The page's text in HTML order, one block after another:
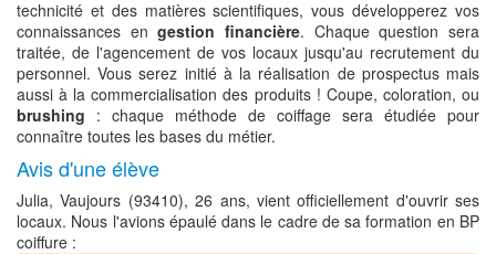
technicité et des matières scientifiques, vous développerez vos
connaissances engestion financière. Chaque question sera
traitée, de l'agencement de vos locaux jusqu'au recrutement du
personnel. Vous serez initié à la réalisation de prospectus mais
aussi à la commercialisation des produits ! Coupe, coloration, ou
brushing : chaque méthode de coiffage sera étudiée pour
connaître toutes les bases du métier.
Avis d'une élève
Julia, Vaujours (93410), 26 ans, vient officiellement d'ouvrir ses
locaux. Nous l'avions épaulé dans le cadre de sa formation en BP
coiffure :